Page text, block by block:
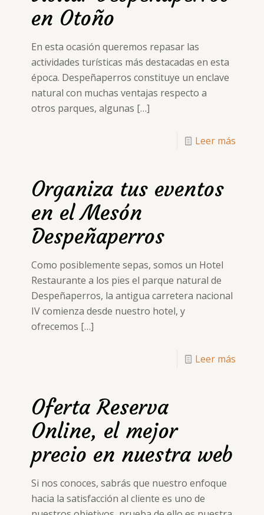
en Otoño
En esta ocasión queremos repasar las
actividades turísticas más destacadas en esta
época. Despeñaperros constituye un enclave
natural con muchas ventajas respecto a
otros parques, algunas […]
Leer más
Organiza tus eventos
en el Mesón
Despeñaperros
Como posiblemente sepas, somos un Hotel
Restaurante a los pies el parque natural de
Despeñaperros, la antigua carretera nacional
IV comienza desde nuestro hotel, y
ofrecemos […]
Leer más
Oferta Reserva
Online, el mejor
precio en nuestra web
Si nos conoces, sabrás que nuestro enfoque
hacia la satisfacción al cliente es uno de